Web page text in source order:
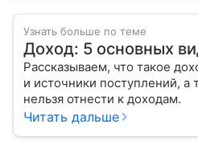
Узнать больше по теме
Доход: 5 основных
Рассказываем, что такое
и источники поступлений, а
нельзя отнести к доходам.
Читать дальше